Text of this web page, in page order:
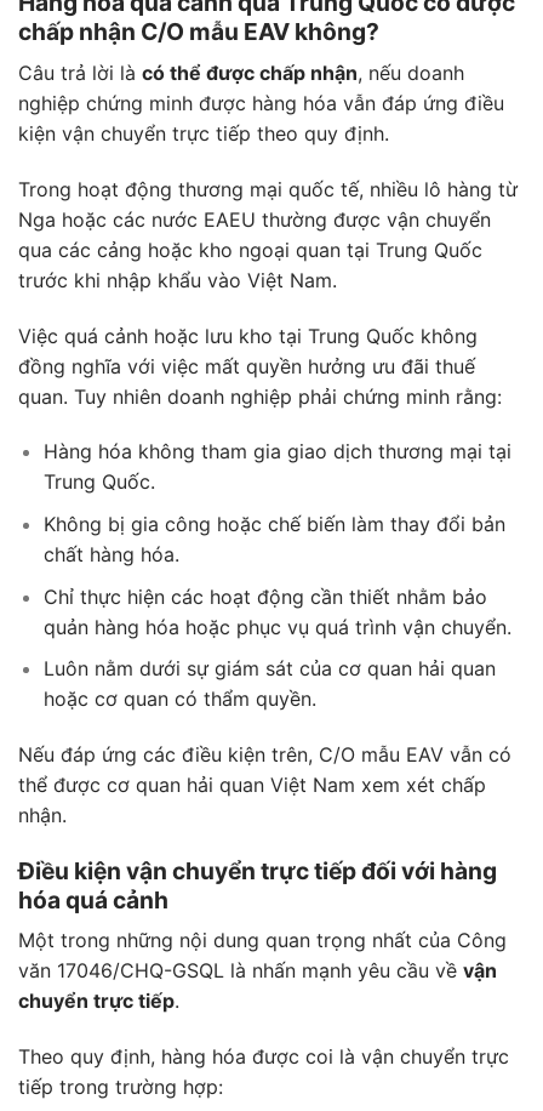
chấp nhận C/O mẫu EAV không?
Câu trả lời là có thể được chấp nhận, nếu doanh
nghiệp chứng minh được hàng hóa vẫn đáp ứng điều
kiện vận chuyển trực tiếp theo quy định.
Trong hoạt động thương mại quốc tế, nhiều lô hàng từ
Nga hoặc các nước EAEU thường được vận chuyển
qua các cảng hoặc kho ngoại quan tại Trung Quốc
trước khi nhập khẩu vào Việt Nam.
Việc quá cảnh hoặc lưu kho tại Trung Quốc không
đồng nghĩa với việc mất quyền hưởng ưu đãi thuế
quan. Tuy nhiên doanh nghiệp phải chứng minh rằng:
Hàng hóa không tham gia giao dịch thương mại tại
Trung Quốc.
Không bị gia công hoặc chế biến làm thay đổi bản
chất hàng hóa.
Chỉ thực hiện các hoạt động cần thiết nhằm bảo
quản hàng hóa hoặc phục vụ quá trình vận chuyển.
Luôn nằm dưới sự giám sát của cơ quan hải quan
hoặc cơ quan có thẩm quyền.
Nếu đáp ứng các điều kiện trên, C/O mẫu EAV vẫn có
thể được cơ quan hải quan Việt Nam xem xét chấp
nhận.
Điều kiện vận chuyển trực tiếp đối với hàng
hóa quá cảnh
Một trong những nội dung quan trọng nhất của Công
văn 17046/CHQ-GSQL là nhấn mạnh yêu cầu về vận
chuyển trực tiếp.
Theo quy định, hàng hóa được coi là vận chuyển trực
tiếp trong trường hợp: